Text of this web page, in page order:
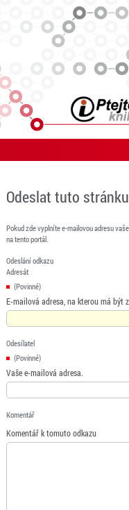
Odeslat tuto
Pokud zde vyplníte e-mailovou adresu
na tento portál.
Odeslání odkazu
Adresát
(Povinné)
E-mailová adresa, na kterou má být
Odesílatel
(Povinné)
Vaše e-mailová adresa.
Komentář
Komentář k tomuto odkazu